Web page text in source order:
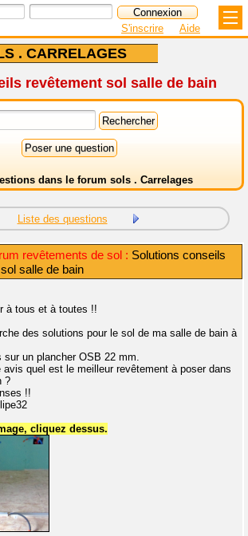
. CARRELAGES
S'inscrire Aide
revêtement sol salle de bain
dans le forum sols . Carrelages
Liste des questions
revêtements de sol : Solutions conseils
salle de bain
à tous et à toutes !!
des solutions pour le sol de ma salle de bain à
sur un plancher OSB 22 mm.
avis quel est le meilleur revêtement à poser dans
?
!!
cliquez dessus.